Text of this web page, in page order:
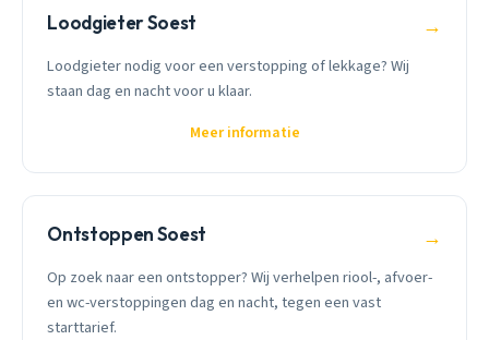
Loodgieter Soest →
Loodgieter nodig voor een verstopping of lekkage? Wij
staan dag en nacht voor u klaar.
Meer informatie
Ontstoppen Soest →
Op zoek naar een ontstopper? Wij verhelpen riool-, afvoer-
en wc-verstoppingen dag en nacht, tegen een vast
starttarief.